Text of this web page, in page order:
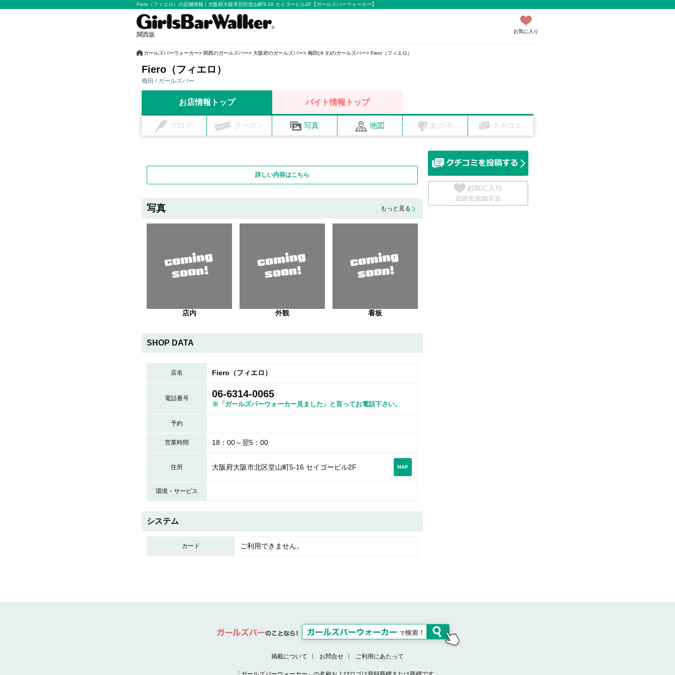
Fiero（フィエロ）の店舗情報 | 大阪府大阪市北区堂山町5-16 セイゴービル2F【ガールズバーウォーカー】
関西版 お気に入り
ガールズバーウォーカー 関西のガールズバー 大阪府のガールズバー 梅田(キタ)のガールズバー Fiero（フィエロ）
Fiero（フィエロ）
梅田 / ガールズバー
お店情報トップ バイト情報トップ
ブログ クーポン 写真 地図 女の子 クチコミ
詳しい内容はこちら
写真 もっと見る
店内 外観 看板
SHOP DATA
店名 Fiero（フィエロ）
電話番号 06-6314-0065
※「ガールズバーウォーカー見ました」と言ってお電話下さい。
予約
営業時間 18：00～翌5：00
住所 大阪府大阪市北区堂山町5-16 セイゴービル2F MAP
環境・サービス
システム
カード ご利用できません。
掲載について お問合せ ご利用にあたって